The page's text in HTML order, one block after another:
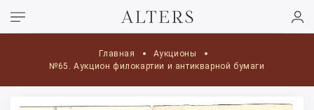
Главная
Аукционы
№65. Аукцион филокартии и антикварной бумаги